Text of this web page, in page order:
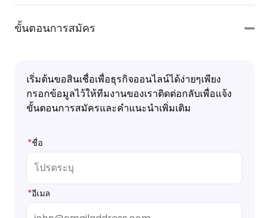
ขั้นตอนการสมัคร
เริ่มต้นขอสินเชื่อเพื่อธุรกิจออนไลน์ได้ง่ายๆเพียง
กรอกข้อมูลไว้ให้ทีมงานของเราติดต่อกลับเพื่อแจ้ง
ขั้นตอนการสมัครและคำแนะนำเพิ่มเติม
*ชื่อ
*อีเมล